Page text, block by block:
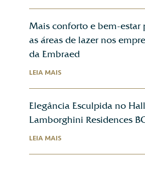
Mais conforto e bem-estar
as áreas de lazer nos
da Embraed
LEIA MAIS
Elegância Esculpida no
Lamborghini Residences
LEIA MAIS